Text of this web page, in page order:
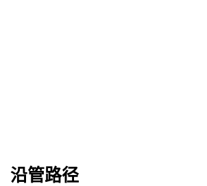
沿管路径